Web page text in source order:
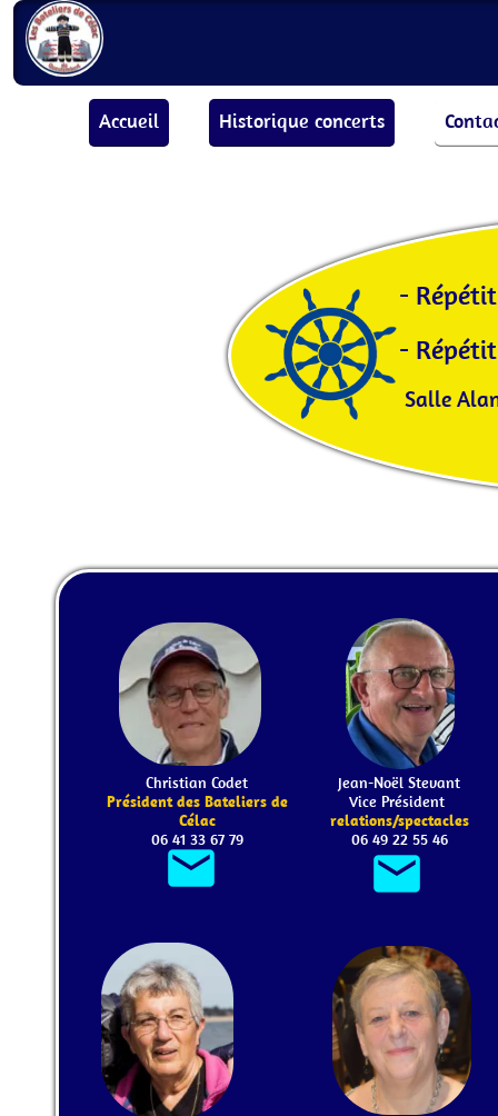
Accueil Historique concerts
-
-
Salle
Jean-Noël Stevant
Vice Président
relations/spectacles
06 49 22 55 46
Christian Codet
Président des Bateliers de
Célac
06 41 33 67 79
email email